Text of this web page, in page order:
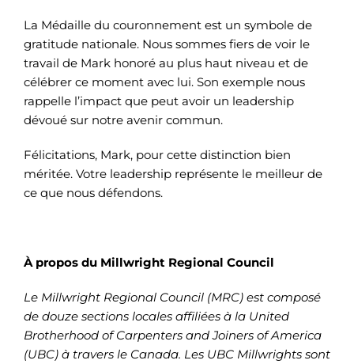
La Médaille du couronnement est un symbole de
gratitude nationale. Nous sommes fiers de voir le
travail de Mark honoré au plus haut niveau et de
célébrer ce moment avec lui. Son exemple nous
rappelle l’impact que peut avoir un leadership
dévoué sur notre avenir commun.
Félicitations, Mark, pour cette distinction bien
méritée. Votre leadership représente le meilleur de
ce que nous défendons.
À propos du Millwright Regional Council
Le Millwright Regional Council (MRC) est composé
de douze sections locales affiliées à la United
Brotherhood of Carpenters and Joiners of America
(UBC) à travers le Canada. Les UBC Millwrights sont